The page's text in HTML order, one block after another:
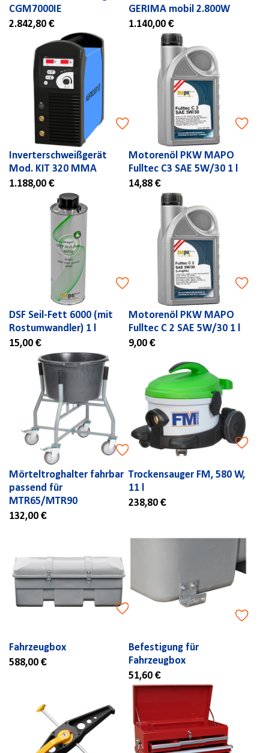
CGM7000IE
2.842,80 €
GERIMA mobil 2.800W
1.140,00 €
Inverterschweißgerät
Mod. KIT 320 MMA
1.188,00 €
Motorenöl PKW MAPO
Fulltec C3 SAE 5W/30 1 l
14,88 €
DSF Seil-Fett 6000 (mit
Rostumwandler) 1 l
15,00 €
Motorenöl PKW MAPO
Fulltec C 2 SAE 5W/30 1 l
9,00 €
Mörteltroghalter fahrbar
passend für
MTR65/MTR90
132,00 €
Trockensauger FM, 580 W,
11 l
238,80 €
Fahrzeugbox
588,00 €
Befestigung für
Fahrzeugbox
51,60 €